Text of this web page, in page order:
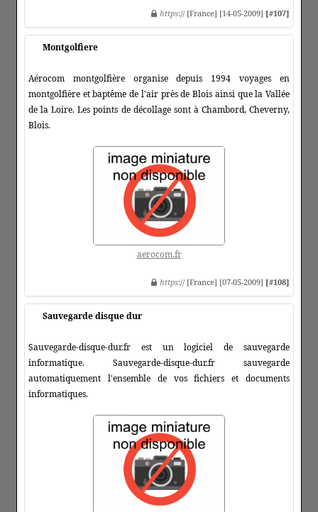
https:// [France] [14-05-2009] [#107]
Montgolfiere
Aérocom montgolfière organise depuis 1994 voyages en
montgolfière et baptême de l'air près de Blois ainsi que la Vallée
de la Loire. Les points de décollage sont à Chambord, Cheverny,
Blois.
aerocom.fr
https:// [France] [07-05-2009] [#108]
Sauvegarde disque dur
Sauvegarde-disque-dur.fr est un logiciel de sauvegarde
informatique. Sauvegarde-disque-dur.fr sauvegarde
automatiquement l'ensemble de vos fichiers et documents
informatiques.